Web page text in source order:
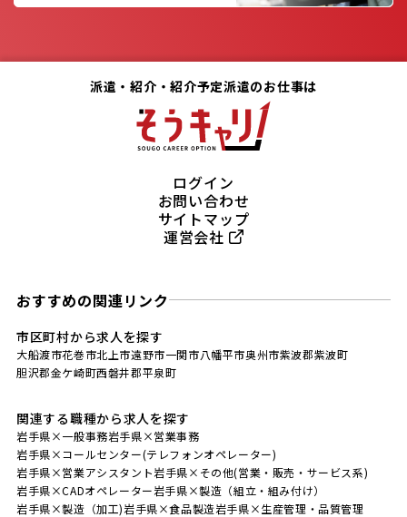
派遣・紹介・紹介予定派遣のお仕事は
ログイン
お問い合わせ
サイトマップ
運営会社
おすすめの関連リンク
市区町村から求人を探す
大船渡市花巻市北上市遠野市一関市八幡平市奥州市紫波郡紫波町
胆沢郡金ケ崎町西磐井郡平泉町
関連する職種から求人を探す
岩手県×一般事務岩手県×営業事務
岩手県×コールセンター(テレフォンオペレーター)
岩手県×営業アシスタント岩手県×その他(営業・販売・サービス系)
岩手県×CADオペレーター岩手県×製造（組立・組み付け）
岩手県×製造（加工)岩手県×食品製造岩手県×生産管理・品質管理